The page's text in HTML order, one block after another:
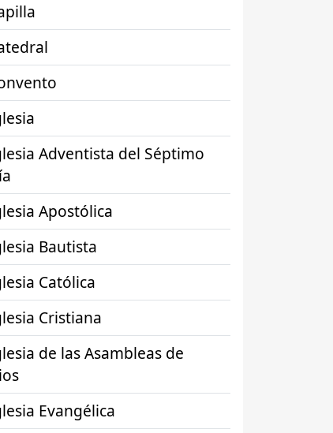
Adventista del Séptimo
Apostólica
Bautista
Católica
Cristiana
de las Asambleas de
Evangélica